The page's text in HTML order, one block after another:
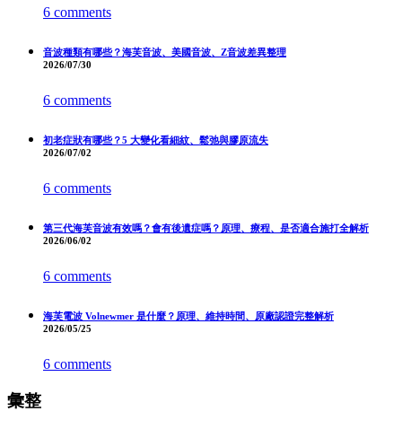
6 comments
音波種類有哪些？海芙音波、美國音波、Z音波差異整理
2026/07/30
6 comments
初老症狀有哪些？5 大變化看細紋、鬆弛與膠原流失
2026/07/02
6 comments
第三代海芙音波有效嗎？會有後遺症嗎？原理、療程、是否適合施打全解析
2026/06/02
6 comments
海芙電波 Volnewmer 是什麼？原理、維持時間、原廠認證完整解析
2026/05/25
6 comments
彙整